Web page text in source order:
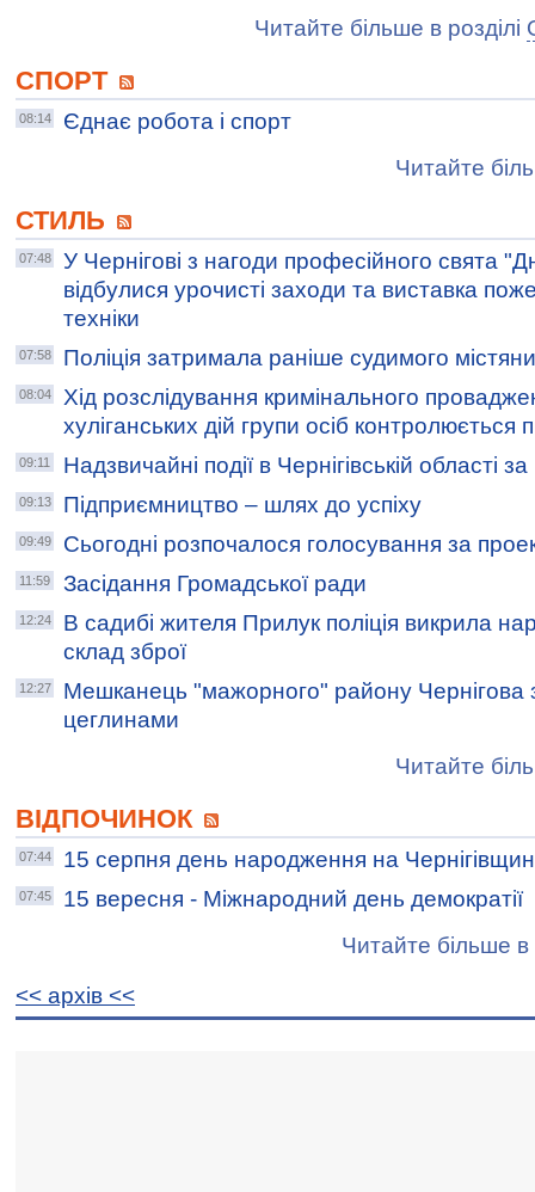
Читайте більше в розділі
СПОРТ
08:14
Єднає робота і спорт
Читайте
СТИЛЬ
07:48
У Чернігові з нагоди професійного свята
відбулися урочисті заходи та виставка
техніки
07:58 Поліція затримала раніше судимого
08:04
Хід розслідування кримінального
хуліганських дій групи осіб контролюється
09:11 Надзвичайні події в Чернігівській області
09:13 Підприємництво – шлях до успіху
09:49 Сьогодні розпочалося голосування за
11:59 Засідання Громадської ради
12:24
В садибі жителя Прилук поліція викрила
склад зброї
12:27
Мешканець "мажорного" району Чернігова
цеглинами
Читайте
ВІДПОЧИНОК
07:44 15 серпня день народження на
07:45
15 вересня - Міжнародний день демократії
Читайте більше в
<< архiв <<